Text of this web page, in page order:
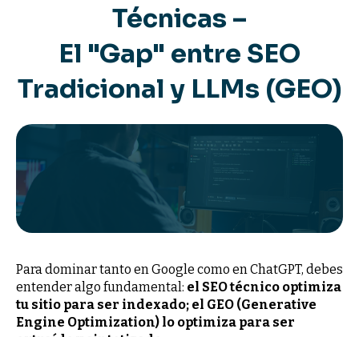
Técnicas –
El "Gap" entre SEO
Tradicional y LLMs (GEO)
Para dominar tanto en Google como en ChatGPT, debes
entender algo fundamental: el SEO técnico optimiza
tu sitio para ser indexado; el GEO (Generative
Engine Optimization) lo optimiza para ser